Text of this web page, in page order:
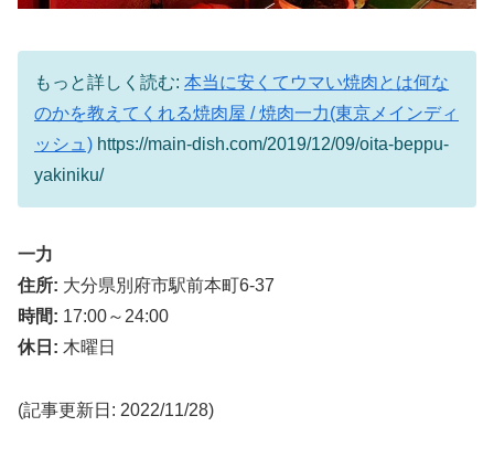
もっと詳しく読む: 本当に安くてウマい焼肉とは何な
のかを教えてくれる焼肉屋 / 焼肉一力(東京メインディ
ッシュ) https://main-dish.com/2019/12/09/oita-beppu-
yakiniku/
一力
住所: 大分県別府市駅前本町6-37
時間: 17:00～24:00
休日: 木曜日
(記事更新日: 2022/11/28)